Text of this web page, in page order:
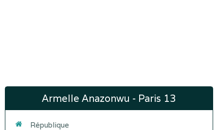
Armelle Anazonwu - Paris 13
République